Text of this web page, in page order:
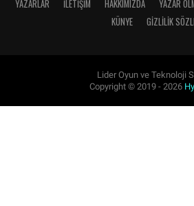
YAZARLAR İLETIŞIM HAKKIMIZDA YAZAR
KÜNYE
GIZLILIK
Lider Oyun ve Teknoloji
Copyright © 2019 - 2026